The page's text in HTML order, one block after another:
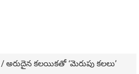
/ అరుదైన కలయికతో ‘మెరుపు కలలు’